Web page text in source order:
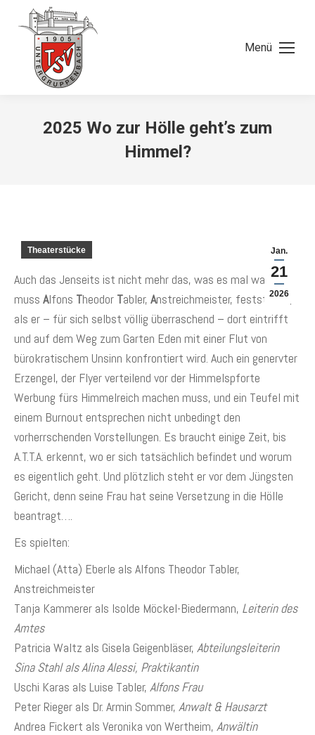
Menü
2025 Wo zur Hölle geht’s zum
Himmel?
Jan.
21
2026
Theaterstücke
Auch das Jenseits ist nicht mehr das, was es mal war. Das
muss Alfons Theodor Tabler, Anstreichmeister, feststellen,
als er – für sich selbst völlig überraschend – dort eintrifft
und auf dem Weg zum Garten Eden mit einer Flut von
bürokratischem Unsinn konfrontiert wird. Auch ein genervter
Erzengel, der Flyer verteilend vor der Himmelspforte
Werbung fürs Himmelreich machen muss, und ein Teufel mit
einem Burnout entsprechen nicht unbedingt den
vorherrschenden Vorstellungen. Es braucht einige Zeit, bis
A.T.T.A. erkennt, wo er sich tatsächlich befindet und worum
es eigentlich geht. Und plötzlich steht er vor dem Jüngsten
Gericht, denn seine Frau hat seine Versetzung in die Hölle
beantragt….
Es spielten:
Michael (Atta) Eberle als Alfons Theodor Tabler,
Anstreichmeister
Tanja Kammerer als Isolde Möckel-Biedermann, Leiterin des
Amtes
Patricia Waltz als Gisela Geigenbläser, Abteilungsleiterin
Sina Stahl als Alina Alessi, Praktikantin
Uschi Karas als Luise Tabler, Alfons Frau
Peter Rieger als Dr. Armin Sommer, Anwalt & Hausarzt
Andrea Fickert als Veronika von Wertheim, Anwältin